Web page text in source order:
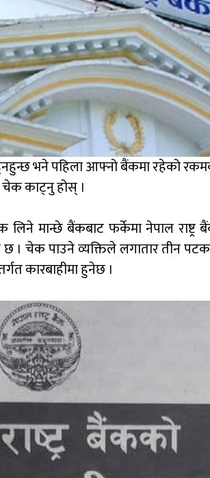
भने पहिला आफ्नो बैंकमा रहेको
काट्नु होस् ।
मान्छे बैंकबाट फर्केमा नेपाल
छ । चेक पाउने व्यक्तिले लगातार तीन
कारबाहीमा हुनेछ ।